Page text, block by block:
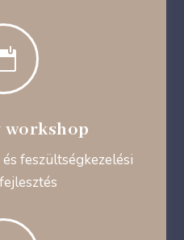
feszültségkezelési